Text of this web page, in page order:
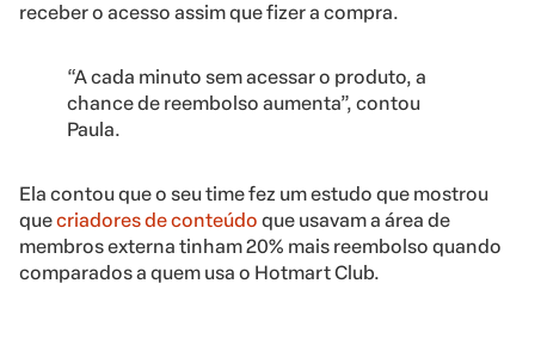
receber o acesso assim que fizer a compra.
“A cada minuto sem acessar o produto, a
chance de reembolso aumenta”, contou
Paula.
Ela contou que o seu time fez um estudo que mostrou
quecriadores de conteúdo que usavam a área de
membros externa tinham 20% mais reembolso quando
comparados a quem usa o Hotmart Club.